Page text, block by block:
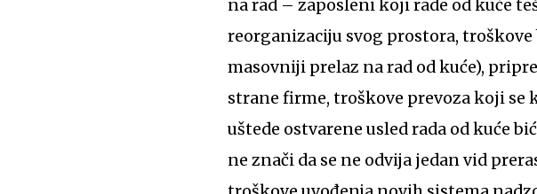
na rad – zaposleni koji rade od kuće
reorganizaciju svog prostora,
masovniji prelaz na rad od kuće),
strane firme, troškove prevoza koji se
uštede ostvarene usled rada od kuće
ne znači da se ne odvija jedan vid